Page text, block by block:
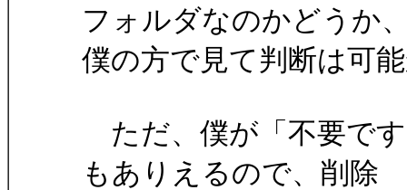
フォルダなのかどうか
僕の方で見て判断は可
ただ、僕が「不要で
もありえるので、削除